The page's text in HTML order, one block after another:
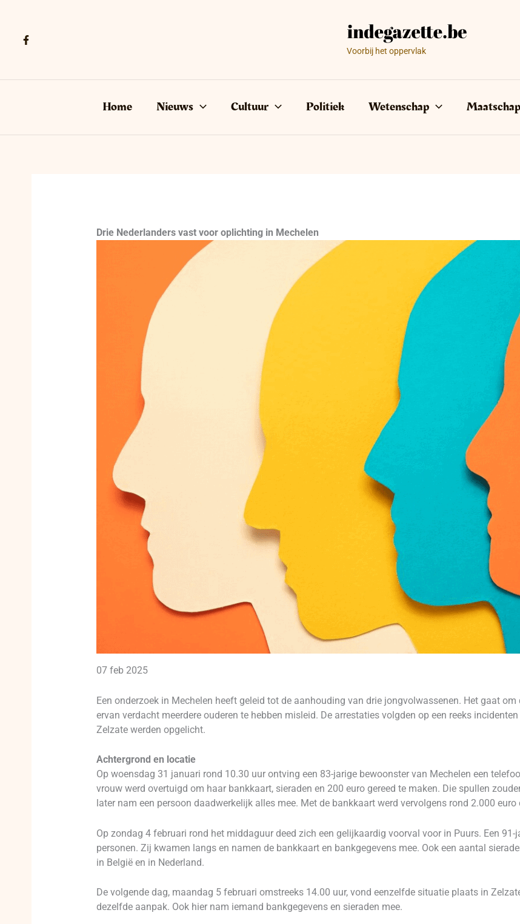
Voorbij het oppervlak
Home Nieuws Cultuur Politiek Wetenschap
Drie Nederlanders vast voor oplichting in Mechelen
07 feb 2025
Een onderzoek in Mechelen heeft geleid tot de aanhouding van drie jongvolwassenen. Het gaat
ervan verdacht meerdere ouderen te hebben misleid. De arrestaties volgden op een reeks
Zelzate werden opgelicht.
Achtergrond en locatie
Op woensdag 31 januari rond 10.30 uur ontving een 83-jarige bewoonster van Mechelen een
vrouw werd overtuigd om haar bankkaart, sieraden en 200 euro gereed te maken. Die spullen
later nam een persoon daadwerkelijk alles mee. Met de bankkaart werd vervolgens rond 2.000 euro
Op zondag 4 februari rond het middaguur deed zich een gelijkaardig voorval voor in Puurs. Een
personen. Zij kwamen langs en namen de bankkaart en bankgegevens mee. Ook een aantal
in België en in Nederland.
De volgende dag, maandag 5 februari omstreeks 14.00 uur, vond eenzelfde situatie plaats in
dezelfde aanpak. Ook hier nam iemand bankgegevens en sieraden mee.